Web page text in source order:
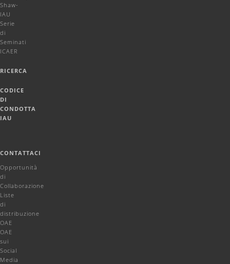
Shaw-
IAU
Serie
di
Seminati
ICAER
RICERCA
CODICE
DI
CONDOTTA
IAU
CONTATTACI
Opportunità
di
Collaborazione
Liste
di
distribuzione
OAE
OAE
sui
Social
Media